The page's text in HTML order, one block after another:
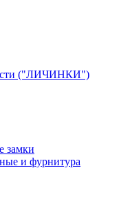
("ЛИЧИНКИ")
замки
и фурнитура